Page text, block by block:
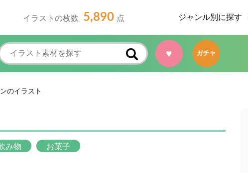
イラストの枚数 5,890 点 ジャンル別に探す
♥ ガチャ
のイラスト
み物 お菓子